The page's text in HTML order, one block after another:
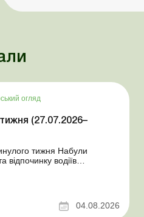
огляд
(27.07.2026–
тижня Набули
відпочинку водіїв
періодів роботи до стр...
04.08.2026